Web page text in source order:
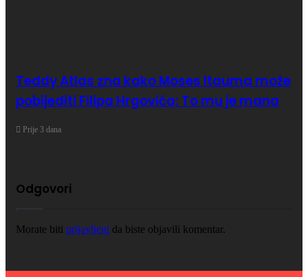
Teddy Atlas zna kako Moses Itauma može
pobijediti Filipa Hrgovića: To mu je mana
Prije 3 dana
Odgovori
Morate biti prijavljeni da biste objavili komentar.